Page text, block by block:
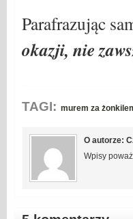
Parafrazując
okazji, nie
TAGI: murem za
O autorze:
Wpisy